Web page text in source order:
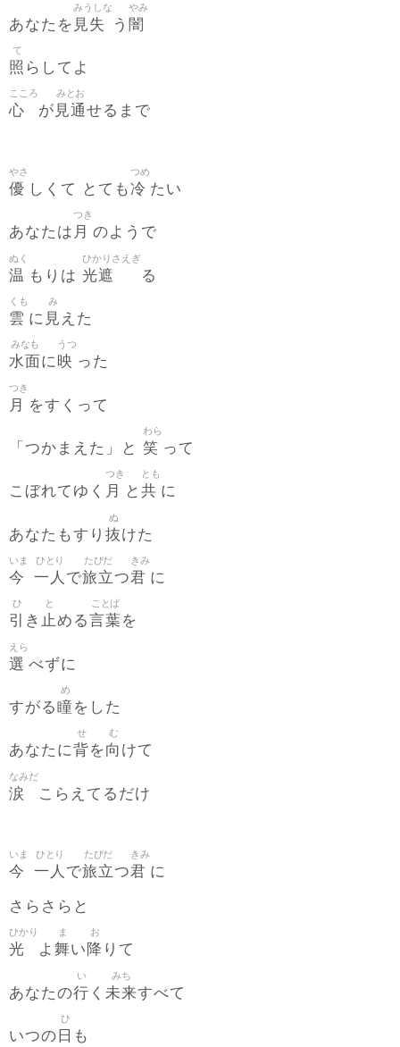
あなたを 見失
みうしな
う 闇
やみ
照
て
らしてよ
心
こころ
が 見通
みとお
せるまで
優
やさ
しくて とても冷
つめ
たい
あなたは 月
つき
のようで
温
ぬく
もりは 光遮
ひかりさえぎ
る
雲
くも
に 見
み
えた
水面
みなも
に映
うつ
った
月
つき
をすくって
「つかまえた」と 笑
わら
って
こぼれてゆく 月
つき
と 共
とも
に
あなたもすり 抜
ぬ
けた
今
いま
一人
ひとり
で旅立
たびだ
つ君
きみ
に
引
ひ
き 止
と
める言葉
ことば
を
選
えら
べずに
すがる瞳
め
をした
あなたに背
せ
を向
む
けて
涙
なみだ
こらえてるだけ
今
いま
一人
ひとり
で旅立
たびだ
つ君
きみ
に
さらさらと
光
ひかり
よ 舞
ま
い 降
お
りて
あなたの行
い
く 未来
みち
すべて
いつの 日
ひ
も